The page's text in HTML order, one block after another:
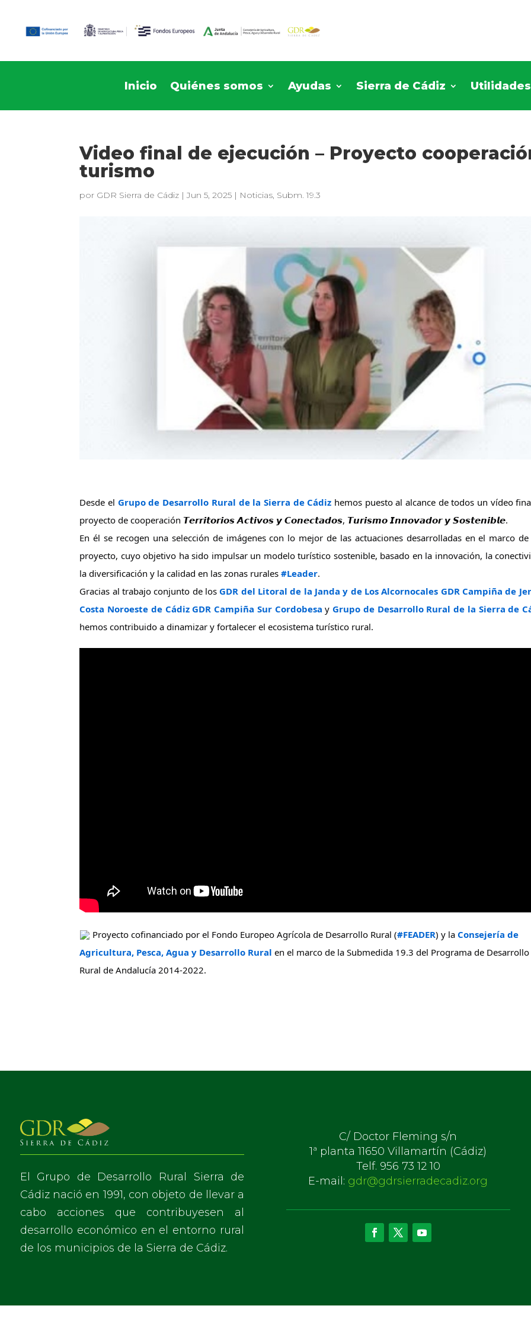
Inicio Quiénes somos Ayudas Sierra de Cádiz Utilidades
Video final de ejecución – Proyecto
turismo
por GDR Sierra de Cádiz |Jun 5, 2025 | Noticias, Subm. 19.3
Desde el Grupo de Desarrollo Rural de la Sierra de Cádiz hemos puesto al alcance de todos un vídeo
proyecto de cooperación 𝙏𝙚𝙧𝙧𝙞𝙩𝙤𝙧𝙞𝙤𝙨 𝘼𝙘𝙩𝙞𝙫𝙤𝙨 𝙮 𝘾𝙤𝙣𝙚𝙘𝙩𝙖𝙙𝙤𝙨, 𝙏𝙪𝙧𝙞𝙨𝙢𝙤 𝙄𝙣𝙣𝙤𝙫𝙖𝙙𝙤𝙧 𝙮 𝙎𝙤𝙨𝙩𝙚𝙣𝙞𝙗𝙡𝙚.
En él se recogen una selección de imágenes con lo mejor de las actuaciones desarrolladas en el marco de
proyecto, cuyo objetivo ha sido impulsar un modelo turístico sostenible, basado en la innovación, la
la diversificación y la calidad en las zonas rurales #Leader.
Gracias al trabajo conjunto de los GDR del Litoral de la Janda y de Los Alcornocales GDR Campiña de
Costa Noroeste de Cádiz GDR Campiña Sur Cordobesa y Grupo de Desarrollo Rural de la Sierra de
hemos contribuido a dinamizar y fortalecer el ecosistema turístico rural.
Proyecto cofinanciado por el Fondo Europeo Agrícola de Desarrollo Rural (#FEADER) y la Consejería de
Agricultura, Pesca, Agua y Desarrollo Rural en el marco de la Submedida 19.3 del Programa de Desarrollo
Rural de Andalucía 2014-2022.
El Grupo de Desarrollo Rural Sierra de
Cádiz nació en 1991, con objeto de llevar a
cabo acciones que contribuyesen al
desarrollo económico en el entorno rural
de los municipios de la Sierra de Cádiz.
C/ Doctor Fleming s/n
1ª planta 11650 Villamartín (Cádiz)
Telf. 956 73 12 10
E-mail: gdr@gdrsierradecadiz.org